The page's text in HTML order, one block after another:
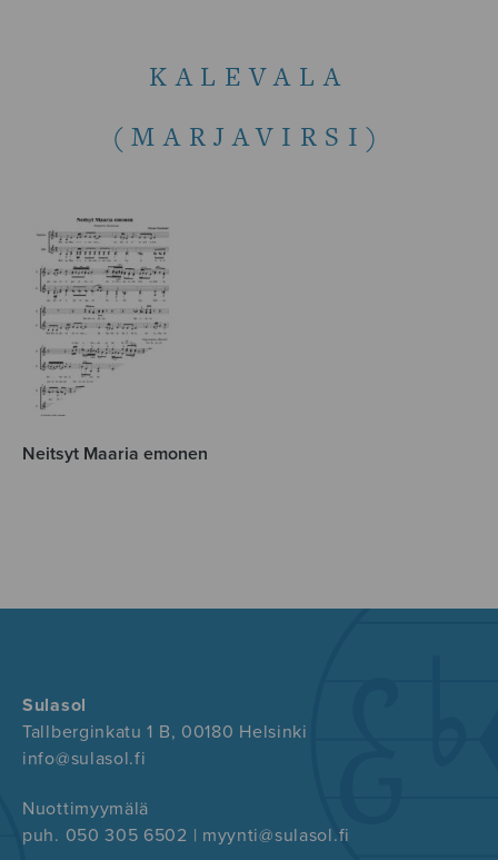
KALEVALA
(MARJAVIRSI)
Neitsyt Maaria emonen
Sulasol
Tallberginkatu 1 B, 00180 Helsinki
info@sulasol.fi
Nuottimyymälä
puh. 050 305 6502 | myynti@sulasol.fi